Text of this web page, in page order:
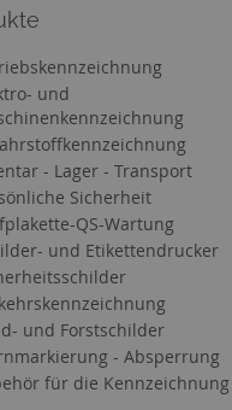
und
- Lager - Transport
Sicherheit
QS-Wartung
und Etikettendrucker
und Forstschilder
- Absperrung
für die Kennzeichnung